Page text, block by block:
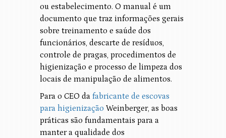
ou estabelecimento. O manual é um
documento que traz informações gerais
sobre treinamento e saúde dos
funcionários, descarte de resíduos,
controle de pragas, procedimentos de
higienização e processo de limpeza dos
locais de manipulação de alimentos.
Para o CEO da fabricante de escovas
para higienização Weinberger, as boas
práticas são fundamentais para a
manter a qualidade dos